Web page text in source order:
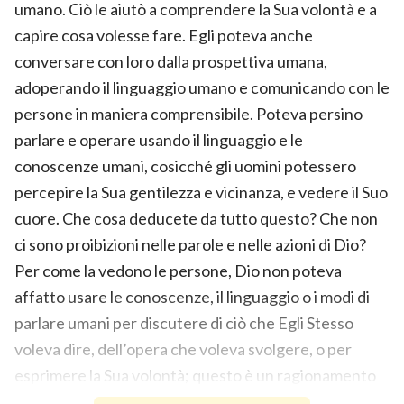
umano. Ciò le aiutò a comprendere la Sua volontà e a
capire cosa volesse fare. Egli poteva anche
conversare con loro dalla prospettiva umana,
adoperando il linguaggio umano e comunicando con le
persone in maniera comprensibile. Poteva persino
parlare e operare usando il linguaggio e le
conoscenze umani, cosicché gli uomini potessero
percepire la Sua gentilezza e vicinanza, e vedere il Suo
cuore. Che cosa deducete da tutto questo? Che non
ci sono proibizioni nelle parole e nelle azioni di Dio?
Per come la vedono le persone, Dio non poteva
affatto usare le conoscenze, il linguaggio o i modi di
parlare umani per discutere di ciò che Egli Stesso
voleva dire, dell’opera che voleva svolgere, o per
esprimere la Sua volontà; questo è un ragionamento